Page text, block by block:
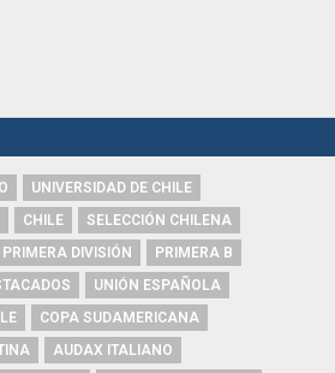
UNIVERSIDAD DE CHILE
CHILE
SELECCIÓN CHILENA
PRIMERA DIVISIÓN
PRIMERA B
UNIÓN ESPAÑOLA
COPA SUDAMERICANA
AUDAX ITALIANO